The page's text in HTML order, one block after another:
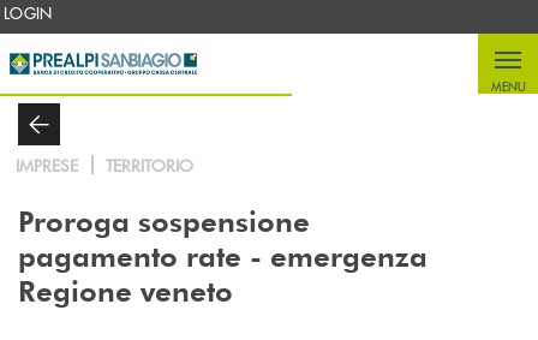
Salta al contenuto principale
LOGIN
MENU
IMPRESE TERRITORIO
Proroga sospensione
pagamento rate - emergenza
Regione veneto